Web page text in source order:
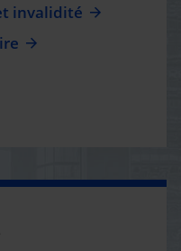
invalidité